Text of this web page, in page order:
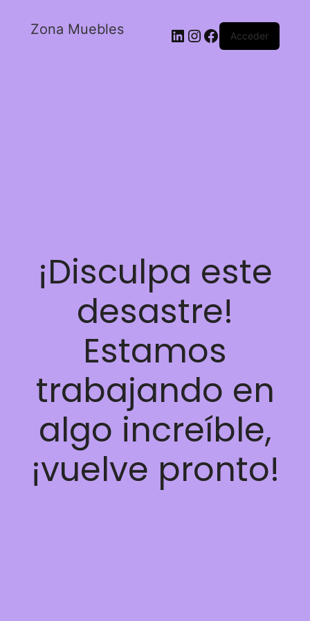
Zona Muebles Acceder
¡Disculpa este
desastre!
Estamos
trabajando en
algo increíble,
¡vuelve pronto!